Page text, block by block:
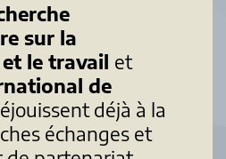
sur la
le travail et
de
déjà à la
échanges et